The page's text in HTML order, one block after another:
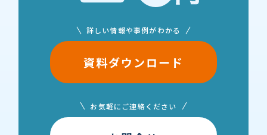
詳しい情報や事例がわかる
資料ダウンロード
お気軽にご連絡ください